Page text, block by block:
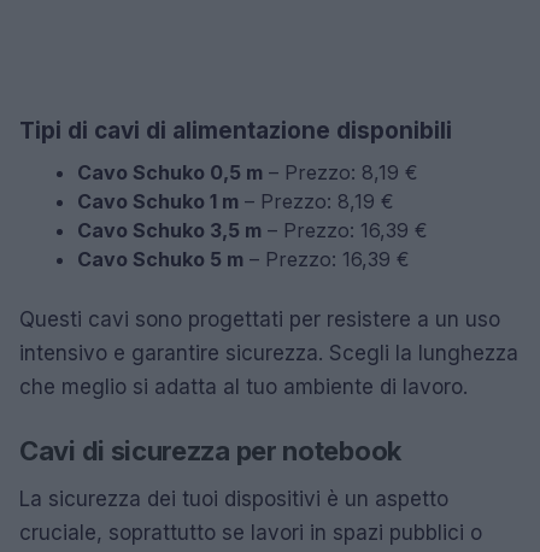
Tipi di cavi di alimentazione disponibili
Cavo Schuko 0,5 m – Prezzo: 8,19 €
Cavo Schuko 1 m – Prezzo: 8,19 €
Cavo Schuko 3,5 m – Prezzo: 16,39 €
Cavo Schuko 5 m – Prezzo: 16,39 €
Questi cavi sono progettati per resistere a un uso
intensivo e garantire sicurezza. Scegli la lunghezza
che meglio si adatta al tuo ambiente di lavoro.
Cavi di sicurezza per notebook
La sicurezza dei tuoi dispositivi è un aspetto
cruciale, soprattutto se lavori in spazi pubblici o